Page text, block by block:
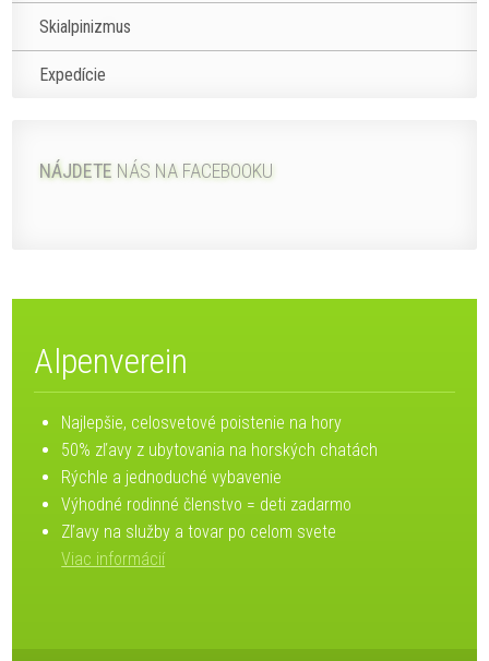
Skialpinizmus
Expedície
NÁJDETE NÁS NA FACEBOOKU
Alpenverein
Najlepšie, celosvetové poistenie na hory
50% zľavy z ubytovania na horských chatách
Rýchle a jednoduché vybavenie
Výhodné rodinné členstvo = deti zadarmo
Zľavy na služby a tovar po celom svete
Viac informácií